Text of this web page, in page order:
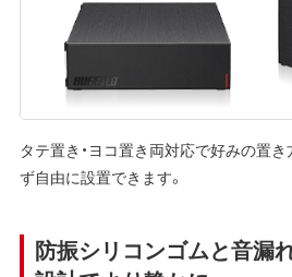
タテ置き・ヨコ置き両対応で好みの置
ず自由に設置できます。
防振シリコンゴムと音漏